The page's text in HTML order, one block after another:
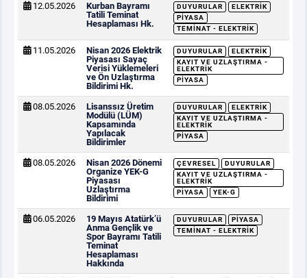
12.05.2026
Kurban Bayramı
Tatili Teminat
Hesaplaması Hk.
DUYURULAR
ELEKTRIK
PIYASA
TEMINAT - ELEKTRIK
11.05.2026
Nisan 2026 Elektrik
Piyasası Sayaç
Verisi Yüklemeleri
ve Ön Uzlaştırma
Bildirimi Hk.
DUYURULAR
ELEKTRIK
KAYIT VE UZLAŞTIRMA -
ELEKTRIK
PIYASA
08.05.2026
Lisanssız Üretim
Modülü (LÜM)
Kapsamında
Yapılacak
Bildirimler
DUYURULAR
ELEKTRIK
KAYIT VE UZLAŞTIRMA -
ELEKTRIK
PIYASA
08.05.2026
Nisan 2026 Dönemi
Organize YEK-G
Piyasası
Uzlaştırma
Bildirimi
ÇEVRESEL
DUYURULAR
KAYIT VE UZLAŞTIRMA -
ELEKTRIK
PIYASA
YEK-G
06.05.2026
19 Mayıs Atatürk’ü
Anma Gençlik ve
Spor Bayramı Tatili
Teminat
Hesaplaması
Hakkında
DUYURULAR
PIYASA
TEMINAT - ELEKTRIK